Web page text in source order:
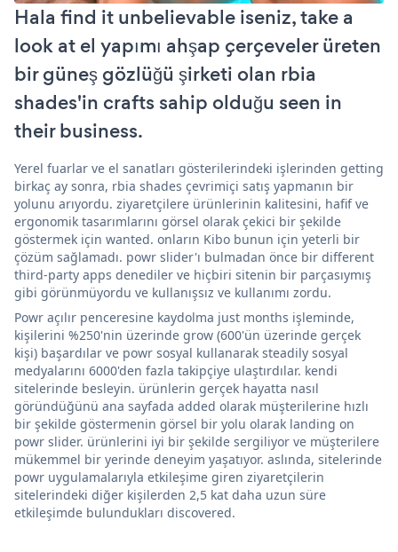
Hala find it unbelievable iseniz, take a
look at el yapımı ahşap çerçeveler üreten
bir güneş gözlüğü şirketi olan rbia
shades'in crafts sahip olduğu seen in
their business.
Yerel fuarlar ve el sanatları gösterilerindeki işlerinden getting
birkaç ay sonra, rbia shades çevrimiçi satış yapmanın bir
yolunu arıyordu. ziyaretçilere ürünlerinin kalitesini, hafif ve
ergonomik tasarımlarını görsel olarak çekici bir şekilde
göstermek için wanted. onların Kibo bunun için yeterli bir
çözüm sağlamadı. powr slider'ı bulmadan önce bir different
third-party apps denediler ve hiçbiri sitenin bir parçasıymış
gibi görünmüyordu ve kullanışsız ve kullanımı zordu.
Powr açılır penceresine kaydolma just months işleminde,
kişilerini %250'nin üzerinde grow (600'ün üzerinde gerçek
kişi) başardılar ve powr sosyal kullanarak steadily sosyal
medyalarını 6000'den fazla takipçiye ulaştırdılar. kendi
sitelerinde besleyin. ürünlerin gerçek hayatta nasıl
göründüğünü ana sayfada added olarak müşterilerine hızlı
bir şekilde göstermenin görsel bir yolu olarak landing on
powr slider. ürünlerini iyi bir şekilde sergiliyor ve müşterilere
mükemmel bir yerinde deneyim yaşatıyor. aslında, sitelerinde
powr uygulamalarıyla etkileşime giren ziyaretçilerin
sitelerindeki diğer kişilerden 2,5 kat daha uzun süre
etkileşimde bulundukları discovered.